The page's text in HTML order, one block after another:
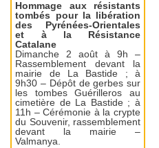
Hommage aux résistants
tombés pour la libération
des Pyrénées-Orientales
et à la Résistance
Catalane
Dimanche 2 août à 9h –
Rassemblement devant la
mairie de La Bastide ; à
9h30 – Dépôt de gerbes sur
les tombes Guérilleros au
cimetière de La Bastide ; à
11h – Cérémonie à la crypte
du Souvenir, rassemblement
devant la mairie –
Valmanya.